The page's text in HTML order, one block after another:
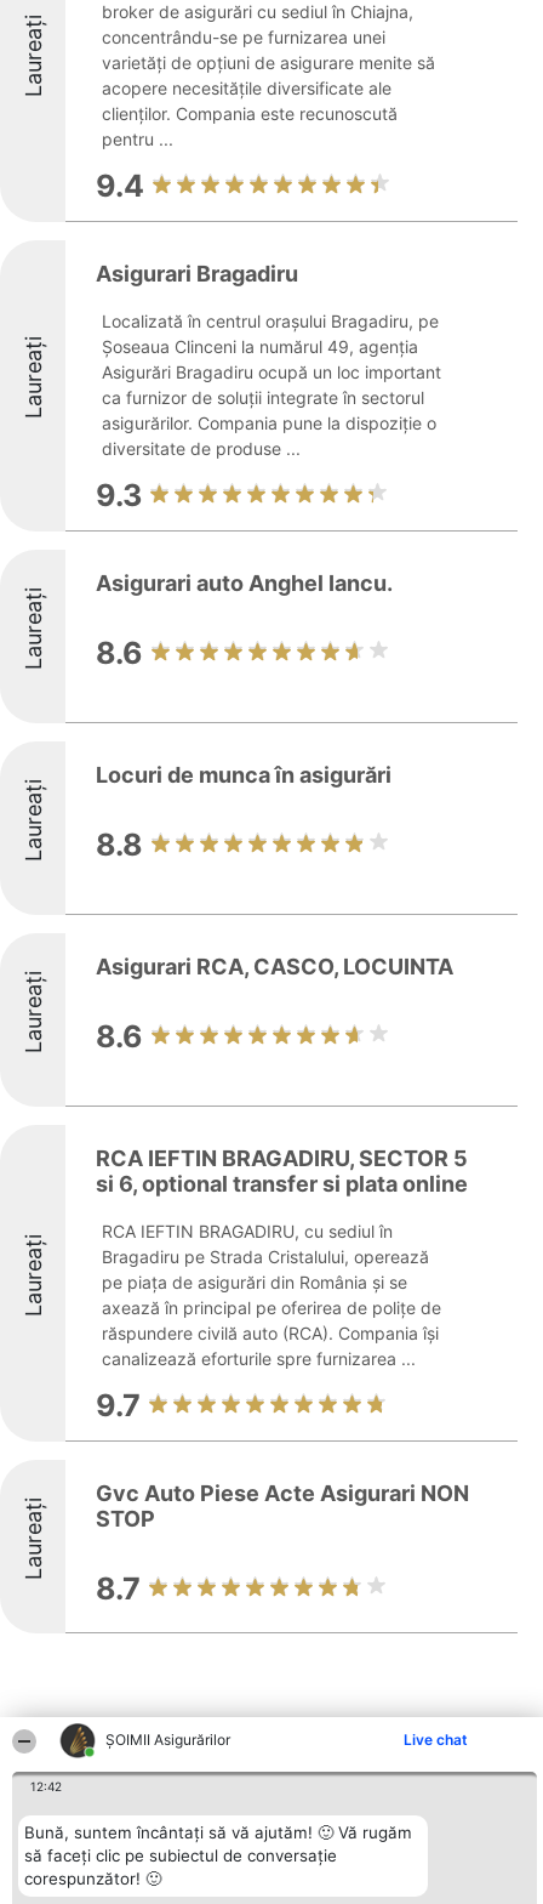
ȘOIMII Asigurărilor Live chat
12:42
Bună, suntem încântați să vă ajutăm! 🙂 Vă rugăm
să faceți clic pe subiectul de conversație
corespunzător! 🙂
Laureați
broker de asigurări cu sediul în Chiajna,
concentrându-se pe furnizarea unei
varietăți de opțiuni de asigurare menite să
acopere necesitățile diversificate ale
clienților. Compania este recunoscută
pentru ...
9.4
Laureați
Asigurari Bragadiru
Localizată în centrul orașului Bragadiru, pe
Șoseaua Clinceni la numărul 49, agenția
Asigurări Bragadiru ocupă un loc important
ca furnizor de soluții integrate în sectorul
asigurărilor. Compania pune la dispoziție o
diversitate de produse ...
9.3
Laureați
Asigurari auto Anghel Iancu.
8.6
Laureați
Locuri de munca în asigurări
8.8
Laureați
Asigurari RCA, CASCO, LOCUINTA
8.6
Laureați
RCA IEFTIN BRAGADIRU, SECTOR 5
si 6, optional transfer si plata online
RCA IEFTIN BRAGADIRU, cu sediul în
Bragadiru pe Strada Cristalului, operează
pe piața de asigurări din România și se
axează în principal pe oferirea de polițe de
răspundere civilă auto (RCA). Compania își
canalizează eforturile spre furnizarea ...
9.7
Laureați
Gvc Auto Piese Acte Asigurari NON
STOP
8.7
Alte firme din zonă
Organizator Ranking
BRIGHT SOLUTIONS BR SRL
Aleea Timisul De Sus 2 Bl. A30
Sc. A Et. 4 Ap. 13 Cod 061952
Plebiscyt
Câștigătorii
Laureaților
Contact